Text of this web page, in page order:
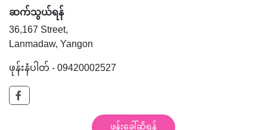
ဆက်သွယ်ရန်
36,167 Street,
Lanmadaw, Yangon
ဖုန်းနံပါတ် - 09420002527